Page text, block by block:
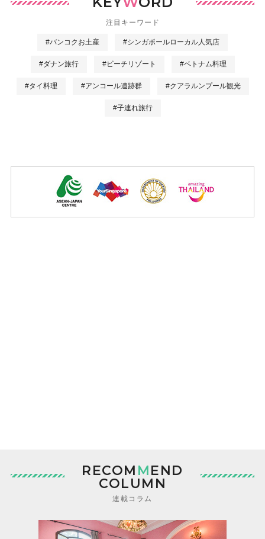
注目キーワード
#バンコクお土産 #シンガポールローカル人気店
#ダナン旅行 #ビーチリゾート #ベトナム料理
#タイ料理 #アンコール遺跡群 #クアラルンプール観光
#子連れ旅行
RECOM MEND
COLUMN
連載コラム